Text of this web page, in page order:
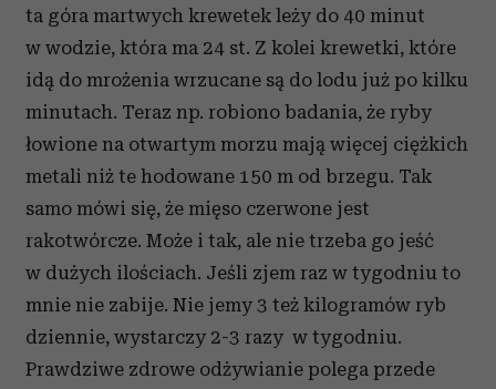
ta góra martwych krewetek leży do 40 minut
w wodzie, która ma 24 st. Z kolei krewetki, które
idą do mrożenia wrzucane są do lodu już po kilku
minutach. Teraz np. robiono badania, że ryby
łowione na otwartym morzu mają więcej ciężkich
metali niż te hodowane 150 m od brzegu. Tak
samo mówi się, że mięso czerwone jest
rakotwórcze. Może i tak, ale nie trzeba go jeść
w dużych ilościach. Jeśli zjem raz w tygodniu to
mnie nie zabije. Nie jemy 3 też kilogramów ryb
dziennie, wystarczy 2-3 razy w tygodniu.
Prawdziwe zdrowe odżywianie polega przede